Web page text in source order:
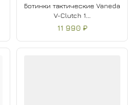
Ботинки тактические Vaneda
V-Clutch 1...
11 990 ₽